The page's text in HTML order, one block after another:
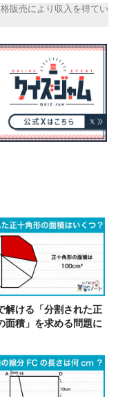
販売により収入を得てい
解ける「分割された正
面積」を求める問題に